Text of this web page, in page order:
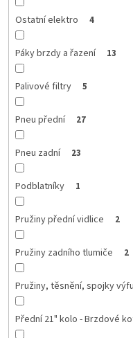
Ostatní elektro 4
Páky brzdy a řazení 13
Palivové filtry 5
Pneu přední 27
Pneu zadní 23
Podblatníky 1
Pružiny přední vidlice 2
Pružiny zadního tlumiče 2
Pružiny, těsnění, spojky
Přední 21" kolo - Brzdové